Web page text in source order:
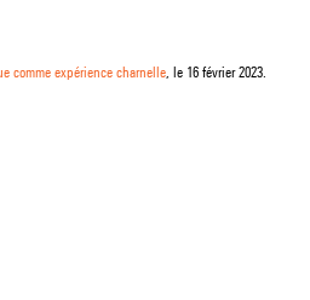
comme expérience charnelle, le 16 février 2023.